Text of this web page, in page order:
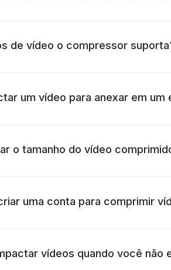
de vídeo o compressor
um vídeo para anexar em um
o tamanho do vídeo
uma conta para comprimir
vídeos quando você não